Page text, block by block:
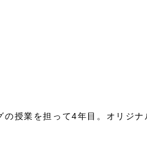
授業を担って4年目。オリジナ